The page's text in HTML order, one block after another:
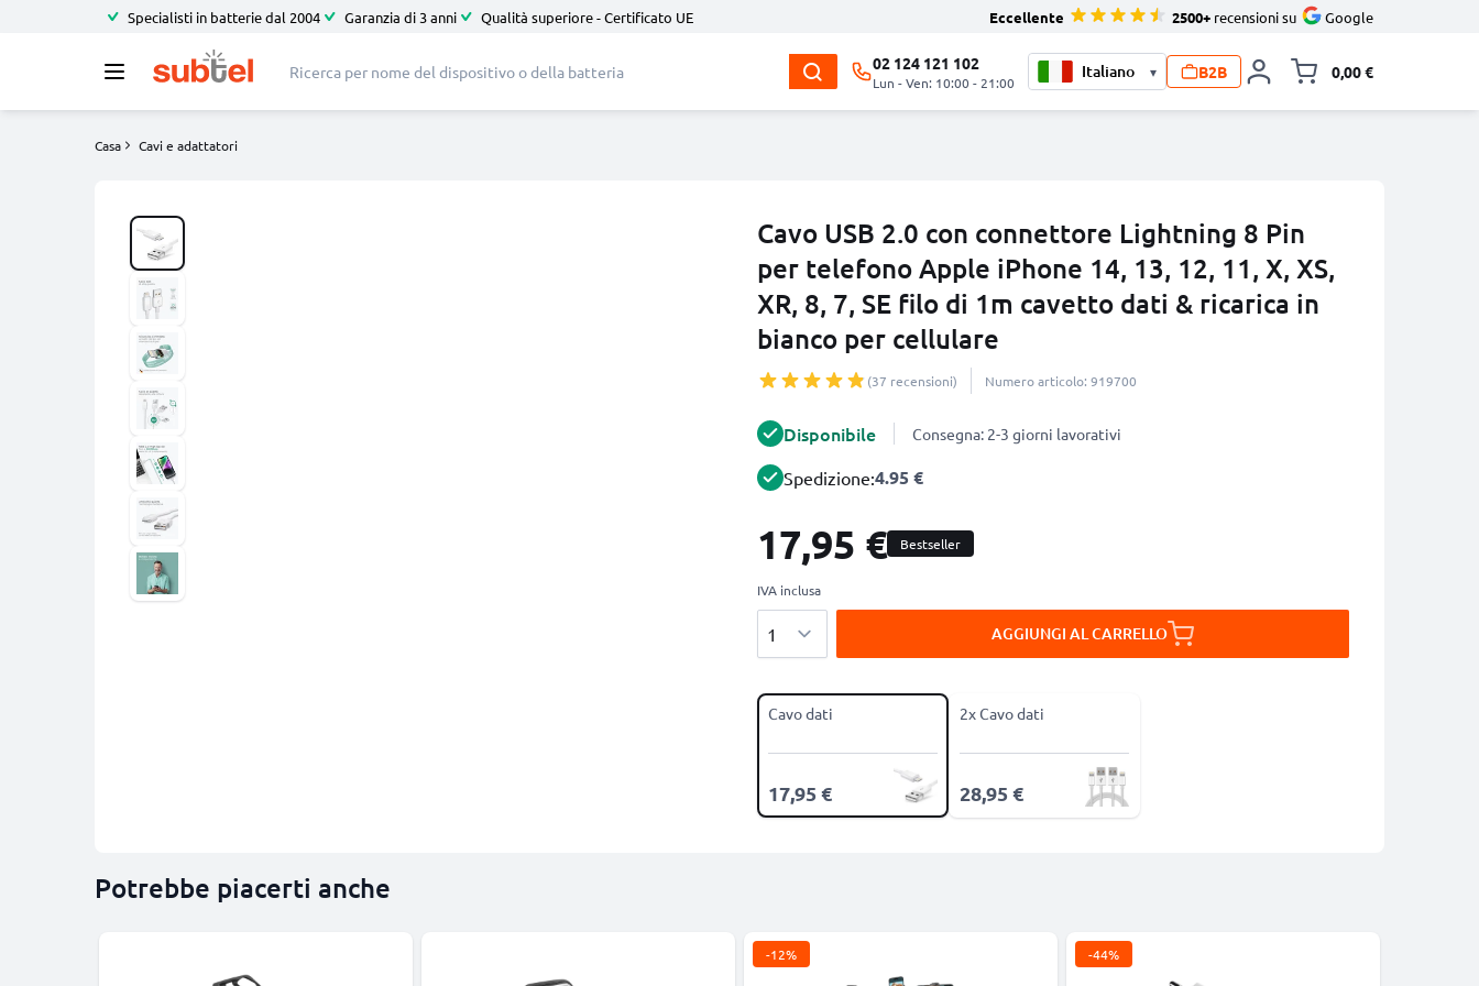
Specialisti in batterie dal 2004 Garanzia di 3 anni Qualità superiore - Certificato UE Eccellente 2500+ recensioni su Google
02 124 121 102
Lun - Ven: 10:00 - 21:00
▾ B2B 0,00 €
Casa Cavi e adattatori
Cavo USB 2.0 con connettore Lightning 8 Pin
per telefono Apple iPhone 14, 13, 12, 11, X, XS,
XR, 8, 7, SE filo di 1m cavetto dati & ricarica in
bianco per cellulare
(37 recensioni) Numero articolo: 919700
Disponibile Consegna: 2-3 giorni lavorativi
Spedizione:4.95 €
17,95 € Bestseller
IVA inclusa
AGGIUNGI AL CARRELLO
Cavo dati
17,95 €
2x Cavo dati
28,95 €
Potrebbe piacerti anche
-12% -44%